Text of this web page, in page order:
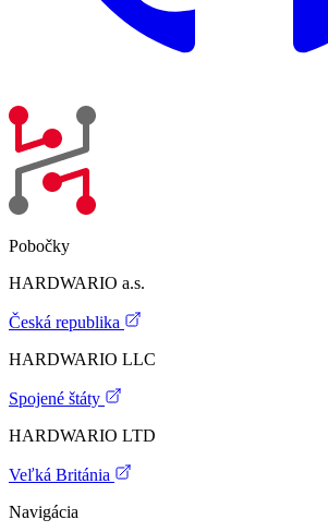
Pobočky
HARDWARIO a.s.
Česká republika
HARDWARIO LLC
Spojené štáty
HARDWARIO LTD
Veľká Británia
Navigácia